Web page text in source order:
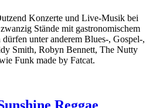
Konzerte und Live-Musik bei
Stände mit gastronomischem
unter anderem Blues-, Gospel-,
Smith, Robyn Bennett, The Nutty
Funk made by Fatcat.